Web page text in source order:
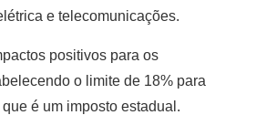
e telecomunicações.
positivos para os
o limite de 18% para
é um imposto estadual.